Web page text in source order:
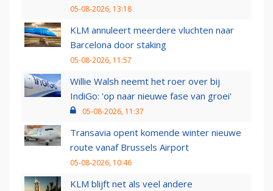
05-08-2026, 13:18
KLM annuleert meerdere vluchten naar
Barcelona door staking
05-08-2026, 11:57
Willie Walsh neemt het roer over bij
IndiGo: 'op naar nieuwe fase van groei'
05-08-2026, 11:37
Transavia opent komende winter nieuwe
route vanaf Brussels Airport
05-08-2026, 10:46
KLM blijft net als veel andere